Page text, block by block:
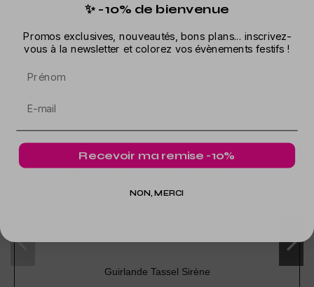
Dans la même catégorie
Guirlande Tassel Sirène
✨ -10% de bienvenue
Promos exclusives, nouveautés, bons plans... inscrivez-
vous à la newsletter et colorez vos évènements festifs !
Recevoir ma remise -10%
NON, MERCI